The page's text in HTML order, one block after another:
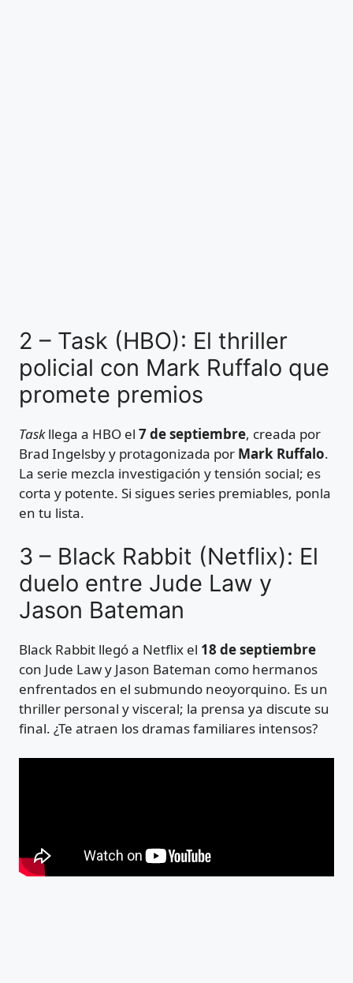
2 – Task (HBO): El thriller
policial con Mark Ruffalo que
promete premios
Taskllega a HBO el 7 de septiembre, creada por
Brad Ingelsby y protagonizada por Mark Ruffalo.
La serie mezcla investigación y tensión social; es
corta y potente. Si sigues series premiables, ponla
en tu lista.
3 – Black Rabbit (Netflix): El
duelo entre Jude Law y
Jason Bateman
Black Rabbit llegó a Netflix el 18 de septiembre
con Jude Law y Jason Bateman como hermanos
enfrentados en el submundo neoyorquino. Es un
thriller personal y visceral; la prensa ya discute su
final. ¿Te atraen los dramas familiares intensos?